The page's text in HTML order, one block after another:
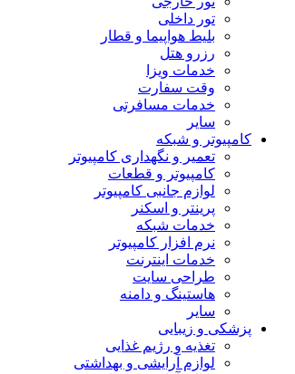
تور داخلی
بلیط هواپیما و قطار
رزرو هتل
خدمات ویزا
وقت سفارت
خدمات مسافرتی
سایر
کامپیوتر و شبکه
تعمیر و نگهداری کامپیوتر
کامپیوتر و قطعات
لوازم جانبی کامپیوتر
پرینتر و اسکنر
خدمات شبکه
نرم افزار کامپیوتر
خدمات اینترنت
طراحی سایت
هاستینگ و دامنه
سایر
پزشکی و زیبایی
تغذیه و رژیم غذایی
لوازم آرایشی و بهداشتی